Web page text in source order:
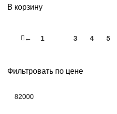
Фильтровать по цене
В корзину
← 1 3 4 5